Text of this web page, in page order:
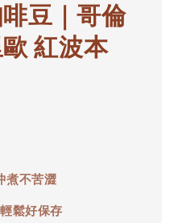
啡豆｜哥倫
紅波本
煮不苦澀
鬆好保存